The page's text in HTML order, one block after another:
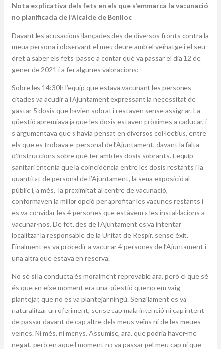
Nota explicativa dels fets en els que s’emmarca la vacunació
no planificada de l’Alcalde de Benlloc
Davant les acusacions llançades des de diversos fronts contra la
meua persona i observant el meu deure amb el veïnatge i el seu
dret a saber els fets, passe a contar què va passar el dia 12 de
gener de 2021 i a fer algunes valoracions:
Sobre les 14:30h l’equip que estava vacunant les persones
citades va acudir a l’Ajuntament expressant la necessitat de
gastar 5 dosis que havien sobrat i restaven sense assignar. La
qüestió apremiava ja que les dosis estaven pròximes a caducar, i
s’argumentava que s’havia pensat en diversos col·lectius, entre
els que es trobava el personal de l’Ajuntament, davant la falta
d’instruccions sobre què fer amb les dosis sobrants. L’equip
sanitari entenia que la coincidència entre les dosis restants i la
quantitat de personal de l’Ajuntament, la seua exposició al
públic i, a més, la proximitat al centre de vacunació,
conformaven la millor opció per aprofitar les vacunes restants i
es va convidar les 4 persones que estàvem a les instal·lacions a
vacunar-nos. De fet, des de l’Ajuntament es va intentar
localitzar la responsable de la Unitat de Respir, sense èxit.
Finalment es va procedir a vacunar 4 persones de l’Ajuntament i
una altra que estava en reserva.
No sé si la conducta és moralment reprovable ara, però el que sé
és que en eixe moment era una qüestió que no em vaig
plantejar, que no es va plantejar ningú. Senzillament es va
naturalitzar un oferiment, sense cap mala intenció ni cap intent
de passar davant de cap altre dels meus veïns ni de les meues
veïnes. Ni més, ni menys. Assumisc, ara, que podria haver-me
negat, però en aquell moment no va passar pel meu cap ni que